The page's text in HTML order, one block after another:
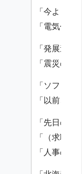
「今より
「電気代を
「発展途
「震災の
「ソフト
「以前、
「先日の
「（求職
「人事の方